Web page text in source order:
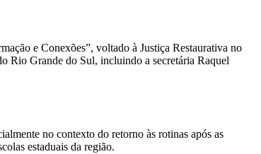
e Conexões”, voltado à Justiça Restaurativa no
Rio Grande do Sul, incluindo a secretária Raquel
no contexto do retorno às rotinas após as
estaduais da região.